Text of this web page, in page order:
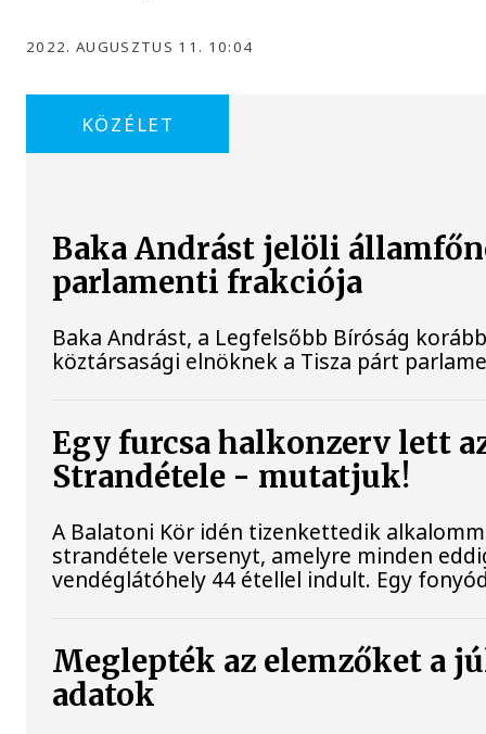
2022. AUGUSZTUS 11. 10:04
KÖZÉLET
Baka Andrást jelöli
parlamenti frakciója
Baka Andrást, a Legfelsőbb Bíróság
köztársasági elnöknek a Tisza párt
Egy furcsa halkonzerv lett
Strandétele - mutatjuk!
A Balatoni Kör idén tizenkettedik
strandétele versenyt, amelyre minden
vendéglátóhely 44 étellel indult. Egy
Meglepték az elemzőket a
adatok